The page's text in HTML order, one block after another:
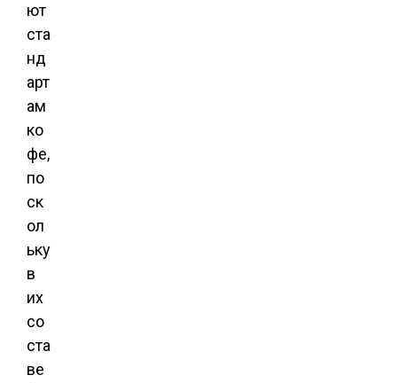
ют
ста
нд
арт
ам
ко
фе,
по
ск
ол
ьку
в
их
со
ста
ве